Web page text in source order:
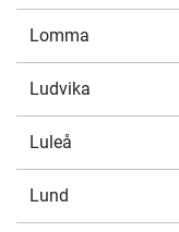
Lomma
Ludvika
Luleå
Lund